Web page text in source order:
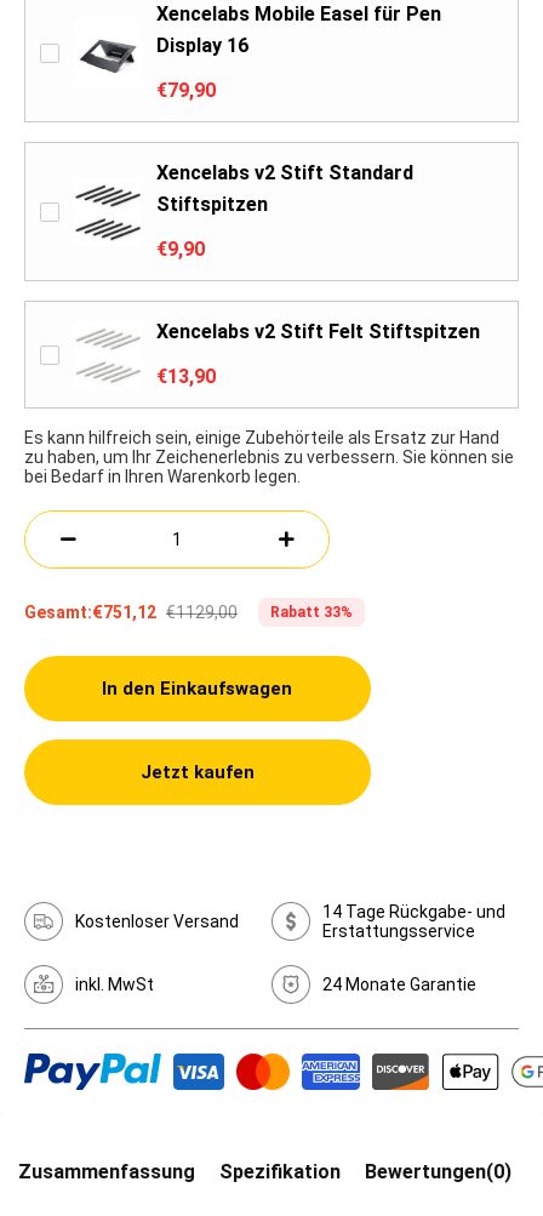
Xencelabs Mobile Easel für Pen
Display 16
€79,90
Xencelabs v2 Stift Standard
Stiftspitzen
€9,90
Xencelabs v2 Stift Felt Stiftspitzen
€13,90
Es kann hilfreich sein, einige Zubehörteile als Ersatz zur Hand
zu haben, um Ihr Zeichenerlebnis zu verbessern. Sie können sie
bei Bedarf in Ihren Warenkorb legen.
Gesamt:€751,12 €1129,00 Rabatt 33%
In den Einkaufswagen
Jetzt kaufen
Kostenloser Versand
14 Tage Rückgabe- und
Erstattungsservice
inkl. MwSt 24 Monate Garantie
Zusammenfassung Spezifikation Bewertungen(0)